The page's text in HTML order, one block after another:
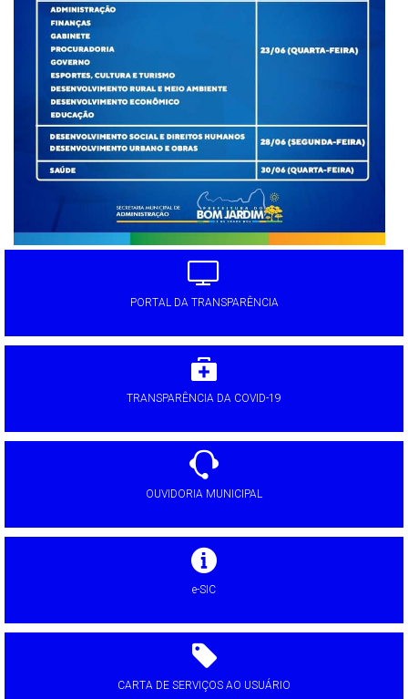
PORTAL DA TRANSPARÊNCIA
TRANSPARÊNCIA DA COVID-19
OUVIDORIA MUNICIPAL
e-SIC
CARTA DE SERVIÇOS AO USUÁRIO